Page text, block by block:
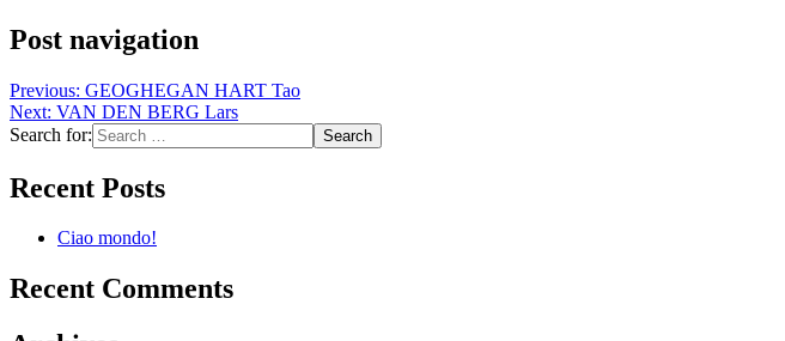
Post navigation
Previous: GEOGHEGAN HART Tao
Next: VAN DEN BERG Lars
Search for:
Recent Posts
Ciao mondo!
Recent Comments